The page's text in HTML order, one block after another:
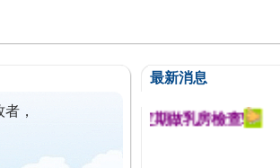
，
最新消息
乳癌患者,提醒您定期做乳房檢查!